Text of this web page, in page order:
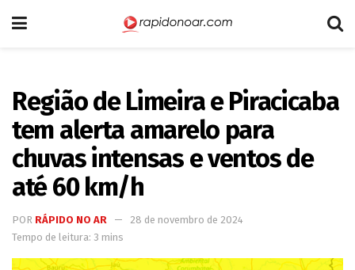
Região de Limeira e Piracicaba
tem alerta amarelo para
chuvas intensas e ventos de
até 60 km/h
POR RÁPIDO NO AR
28 de novembro de 2024
Tempo de leitura: 3 mins